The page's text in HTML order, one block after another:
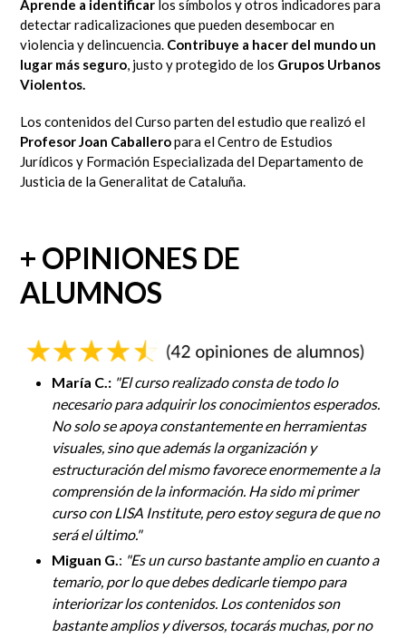
Aprende a identificar los símbolos y otros indicadores para
detectar radicalizaciones que pueden desembocar en
violencia y delincuencia. Contribuye a hacer del mundo un
lugar más seguro, justo y protegido de los Grupos Urbanos
Violentos.
Los contenidos del Curso parten del estudio que realizó el
Profesor Joan Caballeropara el Centro de Estudios
Jurídicos y Formación Especializada del Departamento de
Justicia de la Generalitat de Cataluña.
+ OPINIONES DE
ALUMNOS
María C.: "El curso realizado consta de todo lo
necesario para adquirir los conocimientos esperados.
No solo se apoya constantemente en herramientas
visuales, sino que además la organización y
estructuración del mismo favorece enormemente a la
comprensión de la información. Ha sido mi primer
curso con LISA Institute, pero estoy segura de que no
será el último."
Miguan G.: "Es un curso bastante amplio en cuanto a
temario, por lo que debes dedicarle tiempo para
interiorizar los contenidos. Los contenidos son
bastante amplios y diversos, tocarás muchas, por no